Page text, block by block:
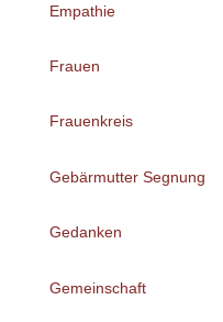
Empathie
Frauen
Frauenkreis
Gebärmutter Segnung
Gedanken
Gemeinschaft